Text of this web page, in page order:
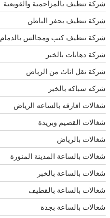
شركة تنظيف بالمزاحمية والقويعية
شركة تنظيف بحفر الباطن
شركة تنظيف كنب ومجالس بالدمام
شركة دهانات بالخبر
شركة نقل اثاث من الرياض
شركه سباكه بالخبر
شغالات افارقه بالساعه الرياض
شغالات القصيم وبريدة
شغالات بالرياض
شغالات بالساعة المدينة المنورة
شغالات بالساعة بالخبر
شغالات بالساعة بالقطيف
شغالات بالساعة بجدة